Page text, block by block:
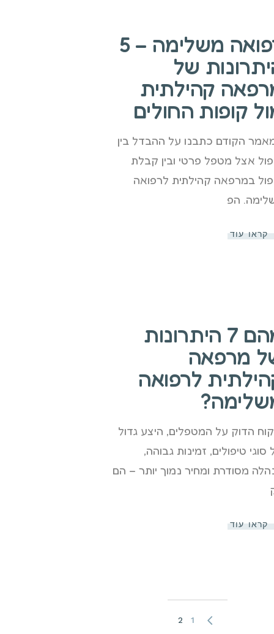
רפואה משלימה – 5
של
קהילתית
קופות החולים
הקודם כתבנו על ההבדל בין
אצל מטפל פרטי ובין קבלת
במרפאה קהילתית לרפואה
הפ
קראו עוד
מהם 7 היתרונות
מרפאה
לרפואה
הדוק על המטפלים, היצע גדול
סוגי טיפולים, זמינות גבוהה,
מסודרת ומחיר נמוך יותר – הם
קראו עוד
1
2